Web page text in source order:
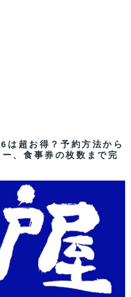
は超お得？予約方法から
、食事券の枚数まで完